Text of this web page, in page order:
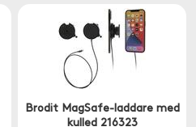
Brodit MagSafe-laddare med
kulled 216323